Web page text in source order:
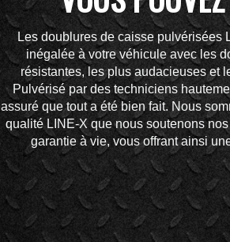
Les doublures de caisse pulvérisées
inégalée à votre véhicule avec les
résistantes, les plus audacieuses et
Pulvérisé par des techniciens
assuré que tout a été bien fait. Nous
qualité LINE-X que nous soutenons
garantie à vie, vous offrant ainsi